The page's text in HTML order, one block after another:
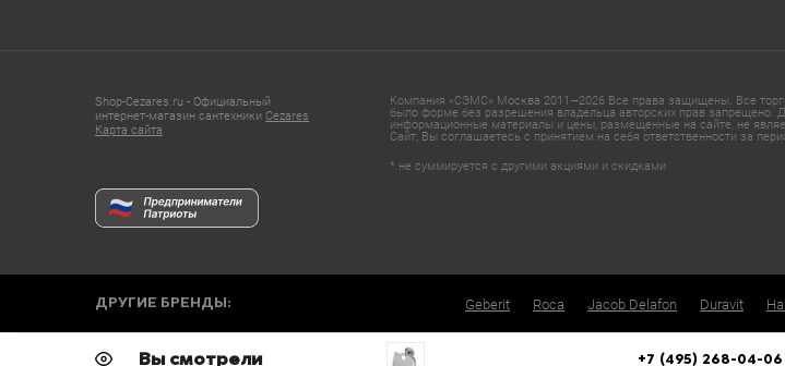
Shop-Cezares.ru - Официальный
интернет-магазин сантехники Cezares
Карта сайта
Компания «СЭМС» Москва 2011—2026 Все права защищены. Все
было форме без разрешения владельца авторских прав запрещено.
информационные материалы и цены, размещенные на сайте, не
Сайт, Вы соглашаетесь с принятием на себя ответственности за
* не суммируется с другими акциями и скидками
ДРУГИЕ БРЕНДЫ: Geberit Roca Jacob Delafon Duravit
Вы смотрели +7 (495) 268-04-06